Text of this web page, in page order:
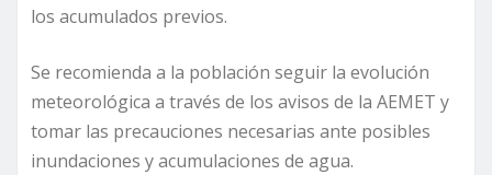
los acumulados previos.
Se recomienda a la población seguir la evolución
meteorológica a través de los avisos de la AEMET y
tomar las precauciones necesarias ante posibles
inundaciones y acumulaciones de agua.